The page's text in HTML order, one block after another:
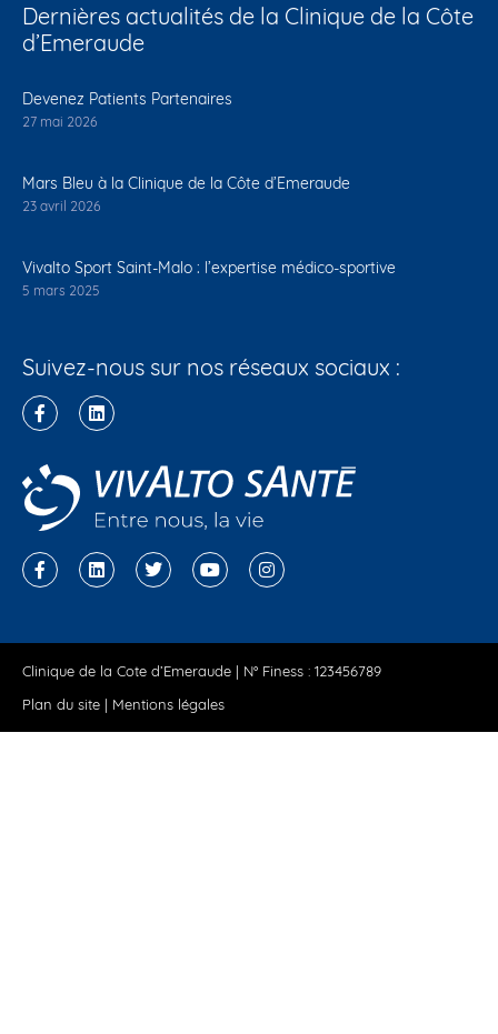
Dernières actualités de la Clinique de la Côte
d’Emeraude
Devenez Patients Partenaires
27 mai 2026
Mars Bleu à la Clinique de la Côte d’Emeraude
23 avril 2026
Vivalto Sport Saint-Malo : l’expertise médico-sportive
5 mars 2025
Suivez-nous sur nos réseaux sociaux :
Clinique de la Cote d’Emeraude | N° Finess : 123456789
Plan du site | Mentions légales